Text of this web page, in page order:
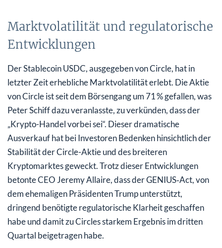
Marktvolatilität und regulatorische
Entwicklungen
Der Stablecoin USDC, ausgegeben von Circle, hat in
letzter Zeit erhebliche Marktvolatilität erlebt. Die Aktie
von Circle ist seit dem Börsengang um 71 % gefallen, was
Peter Schiff dazu veranlasste, zu verkünden, dass der
„Krypto-Handel vorbei sei“. Dieser dramatische
Ausverkauf hat bei Investoren Bedenken hinsichtlich der
Stabilität der Circle-Aktie und des breiteren
Kryptomarktes geweckt. Trotz dieser Entwicklungen
betonte CEO Jeremy Allaire, dass der GENIUS‑Act, von
dem ehemaligen Präsidenten Trump unterstützt,
dringend benötigte regulatorische Klarheit geschaffen
habe und damit zu Circles starkem Ergebnis im dritten
Quartal beigetragen habe.